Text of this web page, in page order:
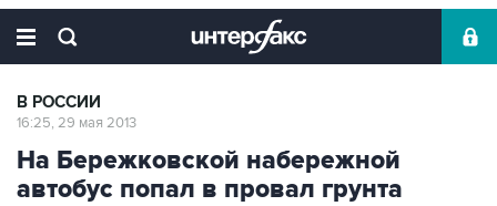
В РОССИИ
16:25, 29 мая 2013
На Бережковской набережной
автобус попал в провал грунта